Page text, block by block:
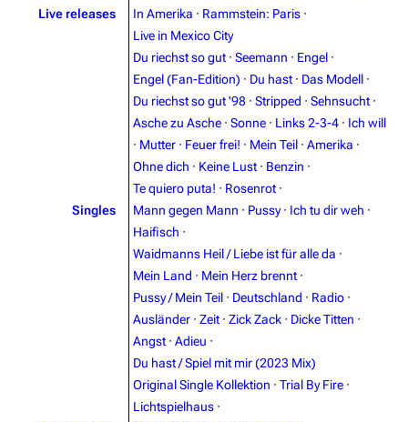
3.4K 12 290.4K
Navigation
Random page
Rammstein
Information
Videography
Song list
Tour dates
Merchandise
Live releases
In Amerika · Rammstein: Paris ·
Live in Mexico City
Singles
Du riechst so gut · Seemann · Engel ·
Engel (Fan-Edition) · Du hast · Das Modell ·
Du riechst so gut '98 · Stripped · Sehnsucht ·
Asche zu Asche · Sonne · Links 2-3-4 · Ich will
· Mutter · Feuer frei! · Mein Teil · Amerika ·
Ohne dich · Keine Lust · Benzin ·
Te quiero puta! · Rosenrot ·
Mann gegen Mann · Pussy · Ich tu dir weh ·
Haifisch ·
Waidmanns Heil / Liebe ist für alle da ·
Mein Land · Mein Herz brennt ·
Pussy / Mein Teil · Deutschland · Radio ·
Ausländer · Zeit · Zick Zack · Dicke Titten ·
Angst · Adieu ·
Du hast / Spiel mit mir (2023 Mix)
Original Single Kollektion · Trial By Fire ·
Lichtspielhaus ·